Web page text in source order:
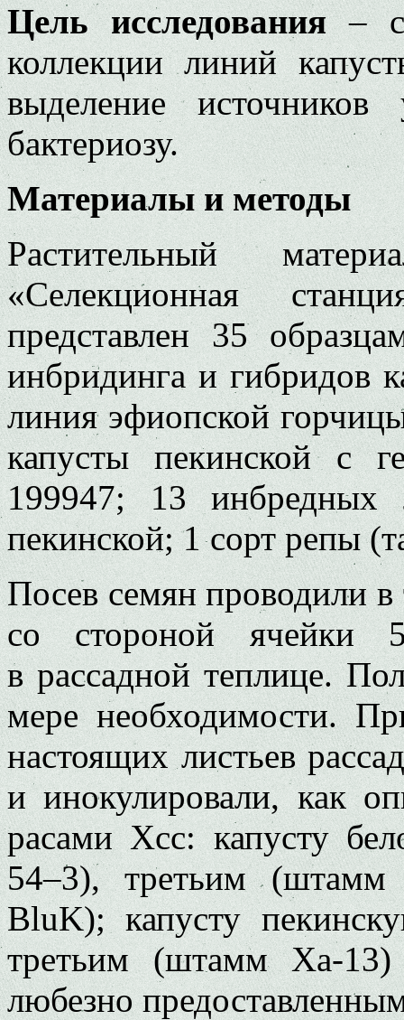
Цель исследования–
коллекции линий
выделение источников
бактериозу.
Материалы и методы
Растительный
«Селекционная
представлен 35
инбридинга и гибридов
линия эфиопской
капусты пекинской с
199947; 13
пекинской; 1 сорт репы
Посев семян проводили в
со стороной ячейки
в рассадной теплице.
мере необходимости.
настоящих листьев
и инокулировали, как
расами Xcc: капусту
54–3), третьим
BluK); капусту
третьим (штамм Ха-
любезно